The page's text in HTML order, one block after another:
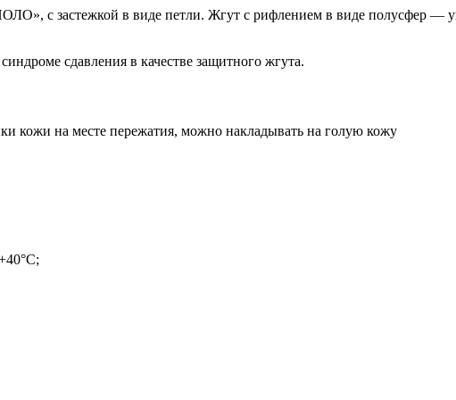
с застежкой в виде петли. Жгут с рифлением в виде полусфер —
сдавления в качестве защитного жгута.
кожи на месте пережатия, можно накладывать на голую кожу